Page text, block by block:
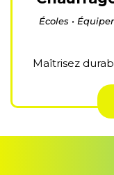
Écoles •
Maîtrisez